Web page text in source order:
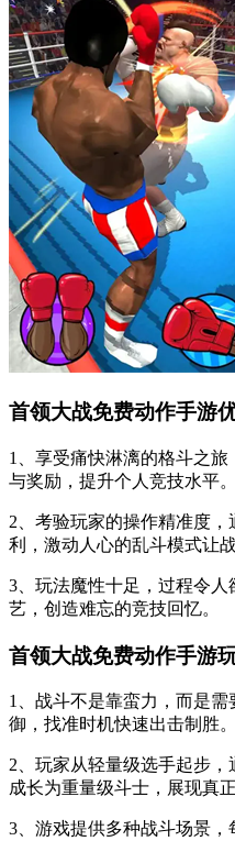
首领大战免费动作手游
1、享受痛快淋漓的格斗之
与奖励，提升个人竞技水平。
2、考验玩家的操作精准度
利，激动人心的乱斗模式让
3、玩法魔性十足，过程令
艺，创造难忘的竞技回忆。
首领大战免费动作手游
1、战斗不是靠蛮力，而是
御，找准时机快速出击制胜。
2、玩家从轻量级选手起步
成长为重量级斗士，展现真正
3、游戏提供多种战斗场景